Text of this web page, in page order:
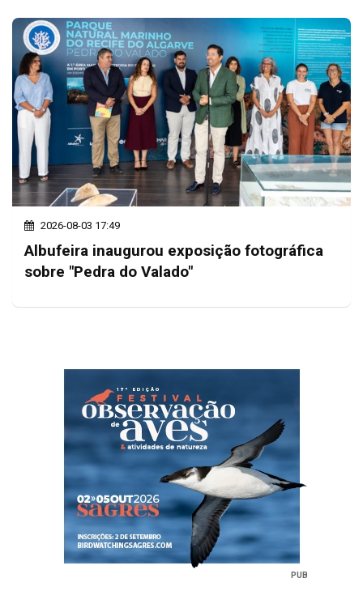
2026-08-03 17:49
Albufeira inaugurou exposição fotográfica
sobre "Pedra do Valado"
PUB